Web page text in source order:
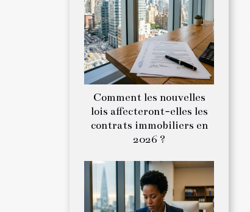
Comment les nouvelles
lois affecteront-elles les
contrats immobiliers en
2026 ?